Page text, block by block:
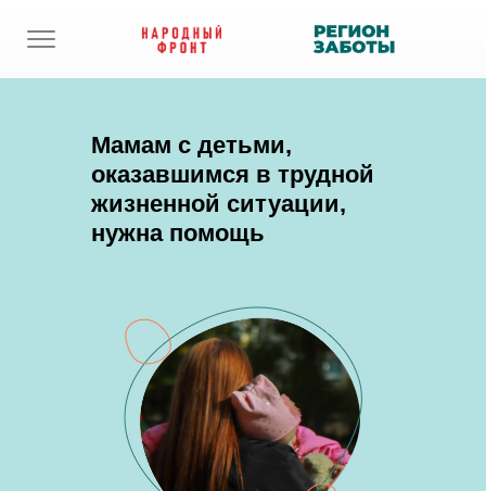
Мамам с детьми,
оказавшимся в трудной
жизненной ситуации,
нужна помощь